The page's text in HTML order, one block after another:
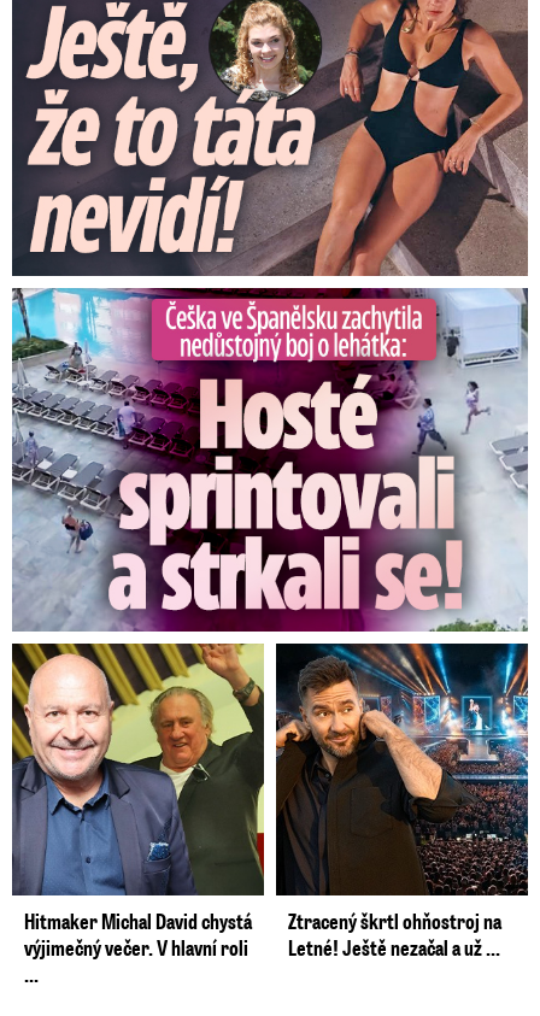
Češka ve Španělsku natočila nedůstojný boj o lehátka
Hitmaker Michal David chystá
výjimečný večer. V hlavní roli
...
Ztracený škrtl ohňostroj na
Letné! Ještě nezačal a už ...